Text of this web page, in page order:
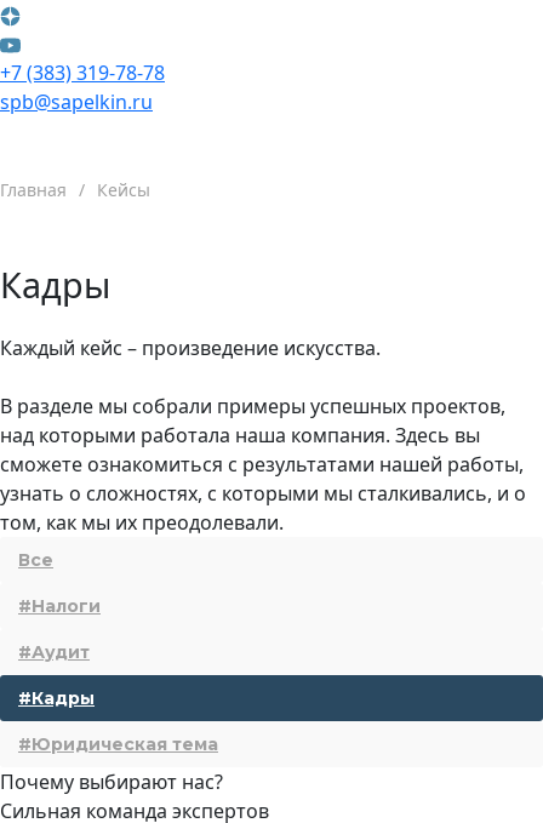
+7 (383) 319-78-78
spb@sapelkin.ru
Главная / Кейсы
Кадры
Каждый кейс – произведение искусства.
В разделе мы собрали примеры успешных проектов,
над которыми работала наша компания. Здесь вы
сможете ознакомиться с результатами нашей работы,
узнать о сложностях, с которыми мы сталкивались, и о
том, как мы их преодолевали.
Все
#Налоги
#Аудит
#Кадры
#Юридическая тема
Почему выбирают нас?
Сильная команда экспертов